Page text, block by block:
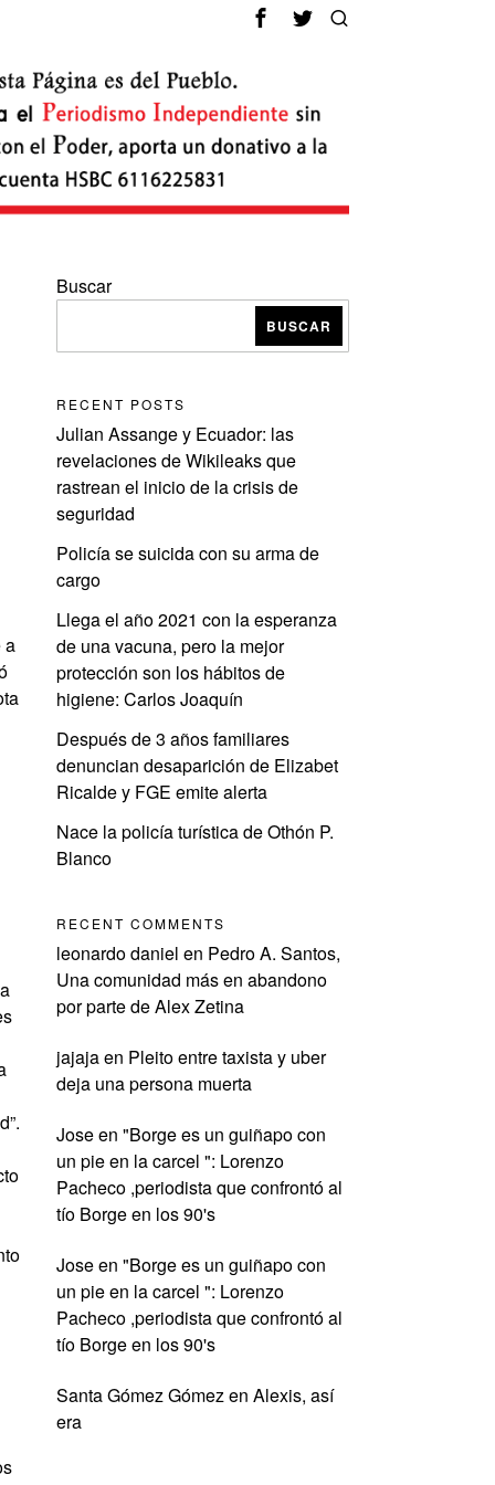
a
Buscar
BUSCAR
RECENT POSTS
Julian Assange y Ecuador: las
revelaciones de Wikileaks que
rastrean el inicio de la crisis de
seguridad
Policía se suicida con su arma de
cargo
Llega el año 2021 con la esperanza
de una vacuna, pero la mejor
protección son los hábitos de
higiene: Carlos Joaquín
Después de 3 años familiares
denuncian desaparición de Elizabet
Ricalde y FGE emite alerta
Nace la policía turística de Othón P.
Blanco
RECENT COMMENTS
leonardo daniel en Pedro A. Santos,
Una comunidad más en abandono
por parte de Alex Zetina
jajajaen Pleito entre taxista y uber
deja una persona muerta
Joseen "Borge es un guiñapo con
un pie en la carcel ": Lorenzo
Pacheco ,periodista que confrontó al
tío Borge en los 90's
Joseen "Borge es un guiñapo con
un pie en la carcel ": Lorenzo
Pacheco ,periodista que confrontó al
tío Borge en los 90's
Santa Gómez Gómezen Alexis, así
era